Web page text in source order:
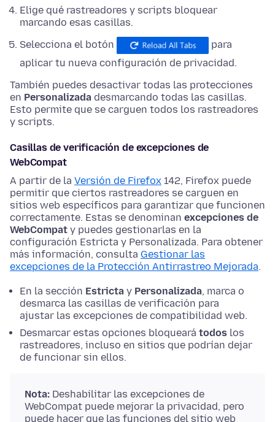
Elige qué rastreadores y scripts bloquear
marcando esas casillas.
Selecciona el botón
para
aplicar tu nueva configuración de privacidad.
También puedes desactivar todas las protecciones
en Personalizada desmarcando todas las casillas.
Esto permite que se carguen todos los rastreadores
y scripts.
Casillas de verificación de excepciones de
WebCompat
A partir de la Versión de Firefox 142, Firefox puede
permitir que ciertos rastreadores se carguen en
sitios web específicos para garantizar que funcionen
correctamente. Estas se denominan excepciones de
WebCompat y puedes gestionarlas en la
configuración Estricta y Personalizada. Para obtener
más información, consulta Gestionar las
excepciones de la Protección Antirrastreo Mejorada.
En la sección Estricta y Personalizada, marca o
desmarca las casillas de verificación para
ajustar las excepciones de compatibilidad web.
Desmarcar estas opciones bloqueará todos los
rastreadores, incluso en sitios que podrían dejar
de funcionar sin ellos.
Nota: Deshabilitar las excepciones de
WebCompat puede mejorar la privacidad, pero
puede hacer que las funciones del sitio web